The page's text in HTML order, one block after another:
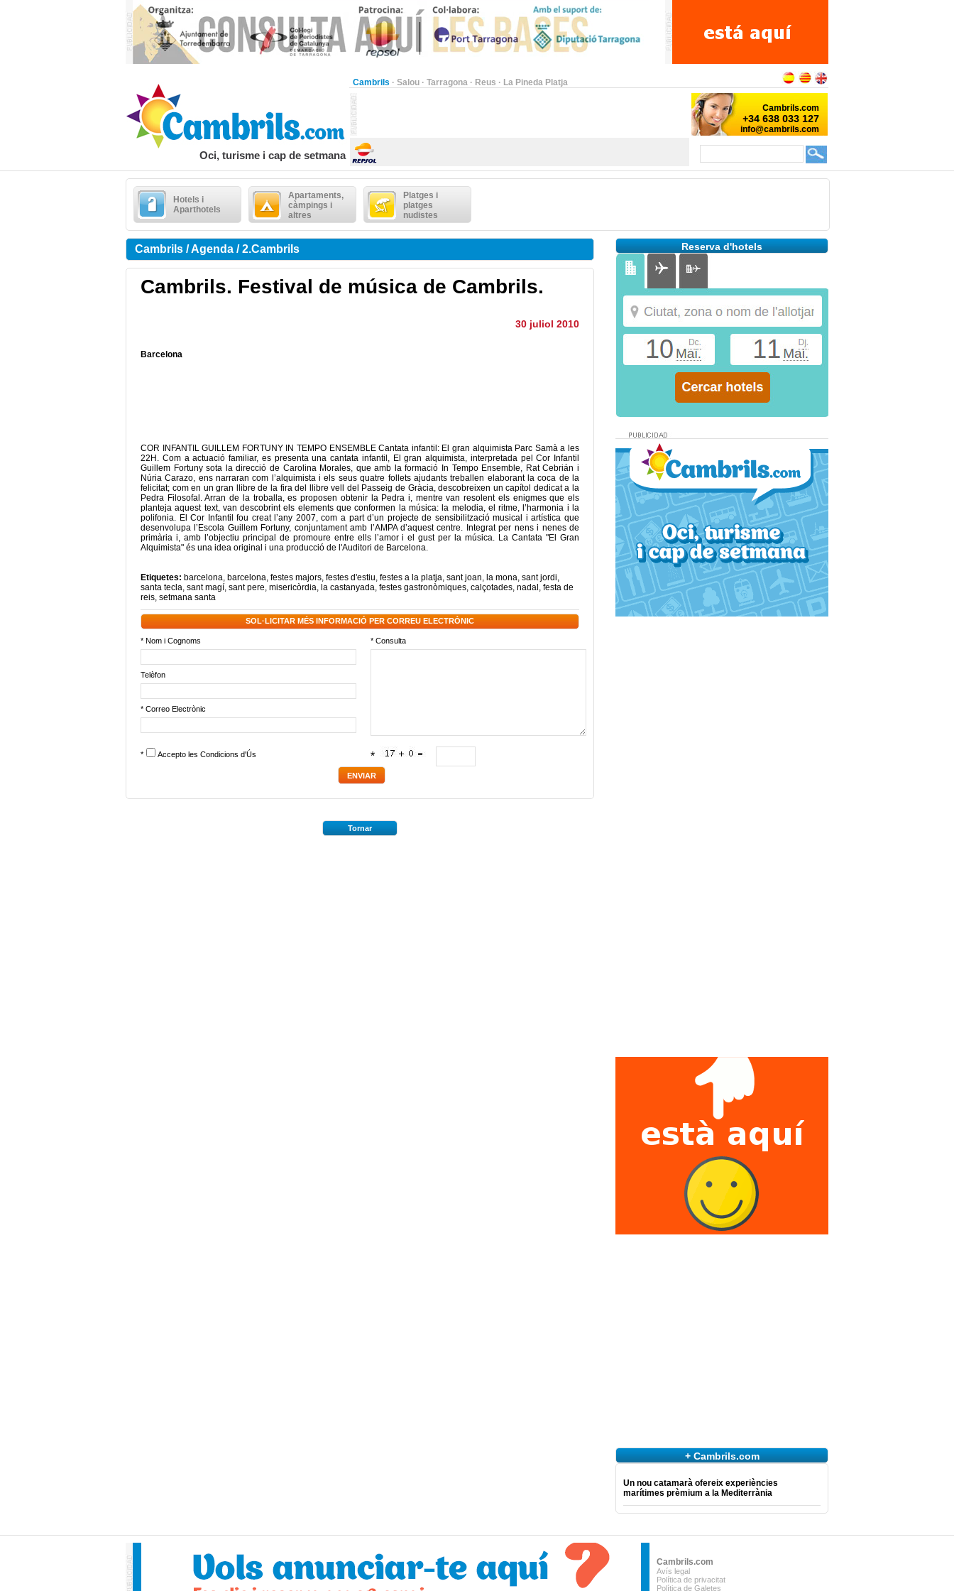
Cambrils · Salou · Tarragona · Reus · La Pineda Platja
Oci, turisme i cap de setmana
Hotels i
Aparthotels
Apartaments,
càmpings i
altres
Platges i
platges
nudistes
Cambrils / Agenda / 2.Cambrils
Cambrils. Festival de música de Cambrils.
30 juliol 2010
Barcelona
COR INFANTIL GUILLEM FORTUNY IN TEMPO ENSEMBLE Cantata infantil: El gran alquimista Parc Samà a les
22H. Com a actuació familiar, es presenta una cantata infantil, El gran alquimista, interpretada pel Cor Infantil
Guillem Fortuny sota la direcció de Carolina Morales, que amb la formació In Tempo Ensemble, Rat Cebrián i
Núria Carazo, ens narraran com l’alquimista i els seus quatre follets ajudants treballen elaborant la coca de la
felicitat; com en un gran llibre de la fira del llibre vell del Passeig de Gràcia, descobreixen un capítol dedicat a la
Pedra Filosofal. Arran de la troballa, es proposen obtenir la Pedra i, mentre van resolent els enigmes que els
planteja aquest text, van descobrint els elements que conformen la música: la melodia, el ritme, l’harmonia i la
polifonia. El Cor Infantil fou creat l’any 2007, com a part d’un projecte de sensibilització musical i artística que
desenvolupa l’Escola Guillem Fortuny, conjuntament amb l’AMPA d’aquest centre. Integrat per nens i nenes de
primària i, amb l’objectiu principal de promoure entre ells l’amor i el gust per la música. La Cantata "El Gran
Alquimista" és una idea original i una producció de l'Auditori de Barcelona.
Etiquetes: barcelona, barcelona, festes majors, festes d'estiu, festes a la platja, sant joan, la mona, sant jordi,
santa tecla, sant magí, sant pere, misericòrdia, la castanyada, festes gastronòmiques, calçotades, nadal , festa de
reis, setmana santa
SOL·LICITAR MÉS INFORMACIÓ PER CORREU ELECTRÒNIC
* Nom i Cognoms * Consulta
Telèfon
* Correo Electrònic
* Accepto les Condicions d'Ús *
Tornar
Reserva d'hotels
+ Cambrils.com
Un nou catamarà ofereix experiències
marítimes prèmium a la Mediterrània
Cambrils.com
Avís legal
Política de privacitat
Política de Galetes